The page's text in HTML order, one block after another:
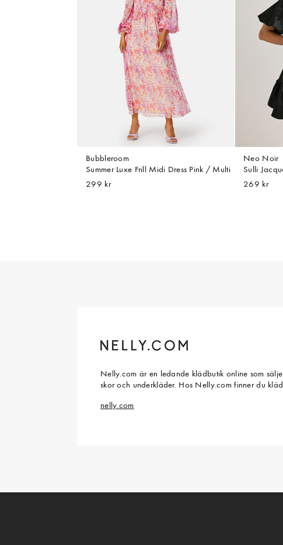
Bubbleroom
Summer Luxe Frill Midi Dress Pink / Multi
299 kr
Neo Noir
Sulli
269 kr
Nelly.com är en ledande klädbutik online som
skor och underkläder. Hos Nelly.com finner du
nelly.com